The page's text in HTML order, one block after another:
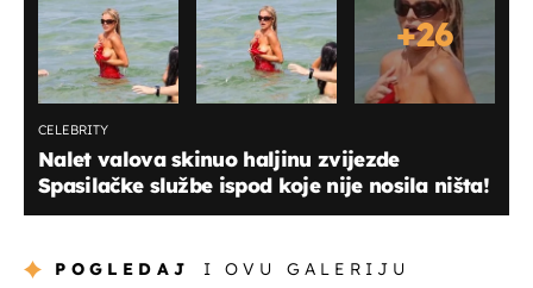
+26
CELEBRITY
Nalet valova skinuo haljinu zvijezde
Spasilačke službe ispod koje nije nosila ništa!
POGLEDAJ I OVU GALERIJU